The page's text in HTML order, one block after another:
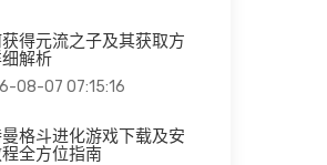
得元流之子及其获取方
解析
08-07 07:15:16
格斗进化游戏下载及安
全方位指南